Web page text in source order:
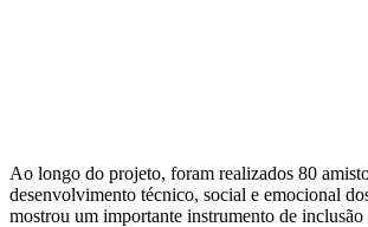
Ao longo do projeto, foram realizados 80
desenvolvimento técnico, social e emocional
mostrou um importante instrumento de